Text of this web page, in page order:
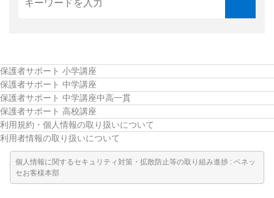
会員サイトはこちら
保護者サポート 小学講座
保護者サポート 中学講座
保護者サポート 中学講座中高一貫
保護者サポート 高校講座
利用規約・個人情報の取り扱いについて
利用者情報の取り扱いについて
個人情報に関するセキュリティ対策・拡散防止等の取り組み進捗 : ベネッ
セお客様本部